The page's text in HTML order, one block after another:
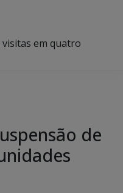
em quatro
de